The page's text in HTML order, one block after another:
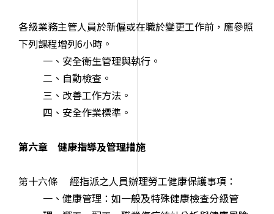
各級業務主管人員於新僱或在職於變更工作前，應參照
下列課程增列6小時。
一、安全衛生管理與執行。
二、自動檢查。
三、改善工作方法。
四、安全作業標準。
第六章 健康指導及管理措施
第十六條 經指派之人員辦理勞工健康保護事項：
一、健康管理：如一般及特殊健康檢查分級管